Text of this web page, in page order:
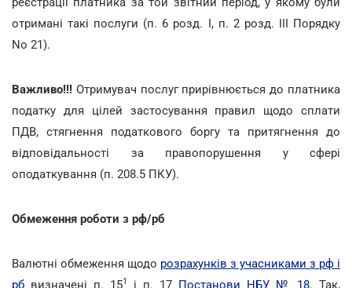
отримані такі послуги (п. 6 розд. I, п. 2 розд. III Порядку
No 21).
Важливо!!! Отримувач послуг прирівнюється до платника
податку для цілей застосування правил щодо сплати
ПДВ, стягнення податкового боргу та притягнення до
відповідальності за правопорушення у сфері
оподаткування (п. 208.5 ПКУ).
Обмеження роботи з рф/рб
Валютні обмеження щодо розрахунків з учасниками з рф і
рб визначені п. 151 і п. 17 Постанови НБУ № 18. Так,